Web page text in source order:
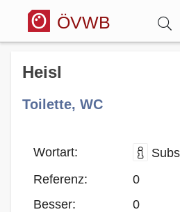
ÖVWB
Anmelden
Wörterbuch
Hitparade
Heisl
Toilette, WC
Wortart:
Referenz:
0
Besser:
0